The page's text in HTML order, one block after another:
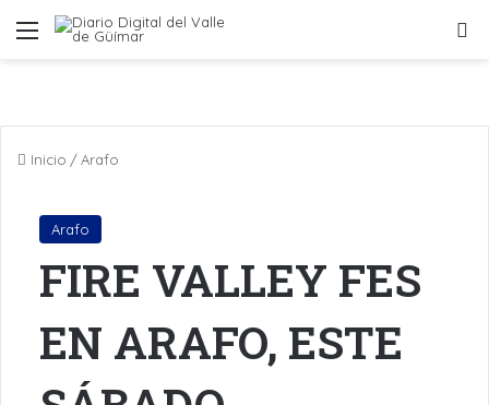
Menú
Inicio /Arafo
Arafo
FIRE VALLEY FES
EN ARAFO, ESTE